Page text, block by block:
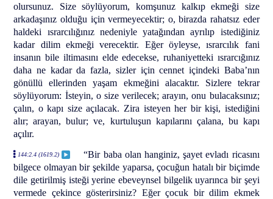
olursunuz. Size söylüyorum, komşunuz kalkıp ekmeği size
arkadaşınız olduğu için vermeyecektir; o, birazda rahatsız eder
haldeki ısrarcılığınız nedeniyle yatağından ayrılıp istediğiniz
kadar dilim ekmeği verecektir. Eğer öyleyse, ısrarcılık fani
insanın bile iltimasını elde edecekse, ruhaniyetteki ısrarcığınız
daha ne kadar da fazla, sizler için cennet içindeki Baba’nın
gönüllü ellerinden yaşam ekmeğini alacaktır. Sizlere tekrar
söylüyorum: İsteyin, o size verilecek; arayın, onu bulacaksınız;
çalın, o kapı size açılacak. Zira isteyen her bir kişi, istediğini
alır; arayan, bulur; ve, kurtuluşun kapılarını çalana, bu kapı
açılır.
144:2.4 (1619.2)
“Bir baba olan hanginiz, şayet evladı ricasını
bilgece olmayan bir şekilde yaparsa, çocuğun hatalı bir biçimde
dile getirilmiş isteği yerine ebeveynsel bilgelik uyarınca bir şeyi
vermede çekince gösterirsiniz? Eğer çocuk bir dilim ekmek